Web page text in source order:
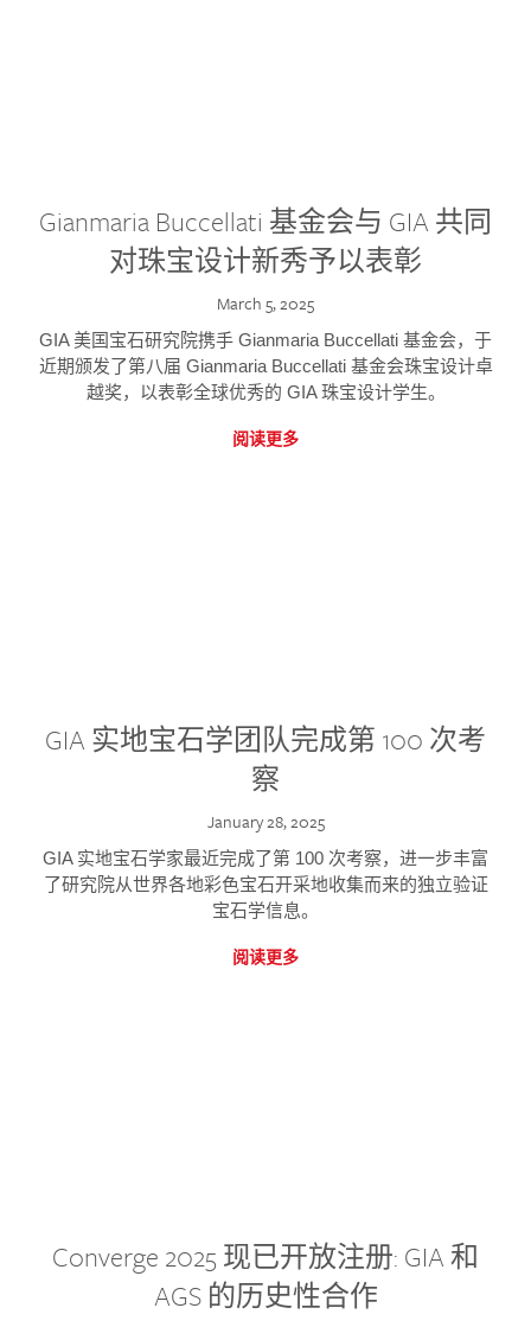
Gianmaria Buccellati 基金会与 GIA 共同
对珠宝设计新秀予以表彰
March 5, 2025
GIA 美国宝石研究院携手 Gianmaria Buccellati 基金会，于
近期颁发了第八届 Gianmaria Buccellati 基金会珠宝设计卓
越奖，以表彰全球优秀的 GIA 珠宝设计学生。
阅读更多
GIA 实地宝石学团队完成第 100 次考
察
January 28, 2025
GIA 实地宝石学家最近完成了第 100 次考察，进一步丰富
了研究院从世界各地彩色宝石开采地收集而来的独立验证
宝石学信息。
阅读更多
Converge 2025 现已开放注册: GIA 和
AGS 的历史性合作